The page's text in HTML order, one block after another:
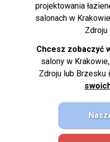
Chcesz zobaczyć
salony w
Zdroju lub Brzesku i
projektowania
salonach w
Zdroju